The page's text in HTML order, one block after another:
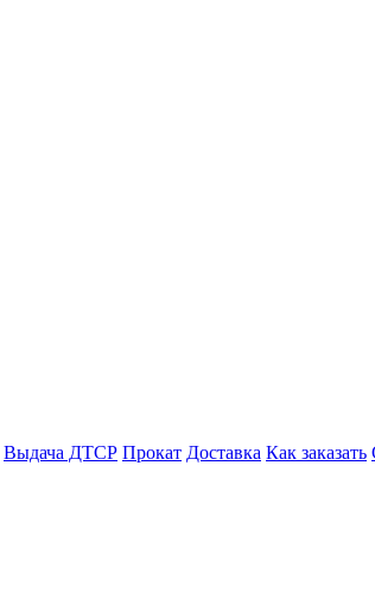
Выдача ДТСР Прокат Доставка Как заказать